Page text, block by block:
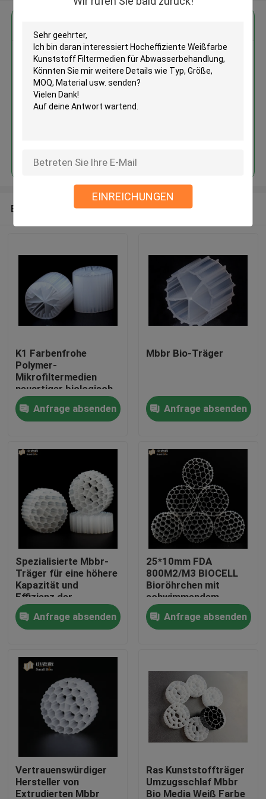
EINREICHUNGEN
Haus
Produkte
Über uns
Fabrik-Ausflug
Qualitätskontrolle
Fordern Sie ein Zitat
MBBR-Filtermedien
MBBR-Biomedien
Hocheffiziente Weißfarbe
Kunststoff Filtermedien für
Abwasserbehandlung
Empfohlene Produkte
K1 Farbenfrohe
Polymer-
Mikrofiltermedien
neuartiger biologisch
aktiver Träger
Anfrage absenden
Mbbr Bio-Träger
Anfrage absenden
Spezialisierte Mbbr-
Träger für eine höhere
Kapazität und
Effizienz der
biologischen
Behandlung
Anfrage absenden
25*10mm FDA
800M2/M3 BIOCELL
Bioröhrchen mit
schwimmendem
Trägermbr-Filter
Anfrage absenden
Vertrauenswürdiger
Hersteller von
Extrudierten Mbbr
Ras Kunststoffträger
Umzugsschlaf Mbbr
Bio Media Weiß Farbe